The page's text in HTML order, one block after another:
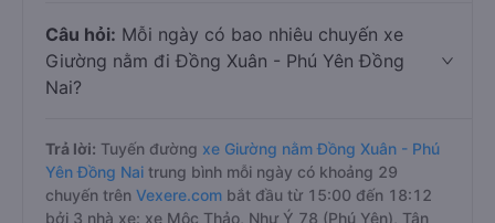
Câu hỏi: Mỗi ngày có bao nhiêu chuyến xe
Giường nằm đi Đồng Xuân - Phú Yên Đồng
Nai?
Trả lời: Tuyến đường xe Giường nằm Đồng Xuân - Phú
Yên Đồng Nai trung bình mỗi ngày có khoảng 29
chuyến trên Vexere.com bắt đầu từ 15:00 đến 18:12
bởi 3 nhà xe: xe Mộc Thảo, Như Ý 78 (Phú Yên), Tân